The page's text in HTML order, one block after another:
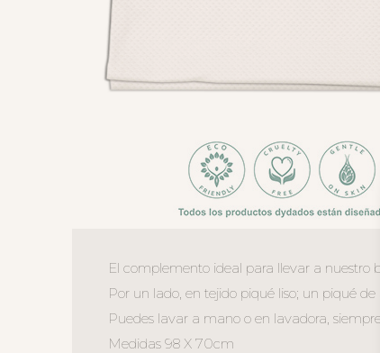
El complemento ideal para llevar a nuestro
Por un lado, en tejido piqué liso; un piqué
Puedes lavar a mano o en lavadora,
Medidas 98 X 70cm